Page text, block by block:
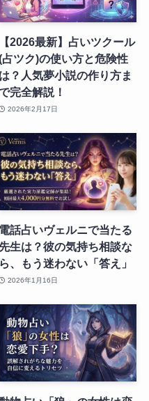
【2026最新】占いツクール
占ツク)の使い方と危険性
は？人気夢小説の作り方ま
完全解説！
2026年2月17日
電話占いヴェルニで当たる
先生は？彼の気持ち相談な
ら、もう迷わない「答え」
2026年1月16日